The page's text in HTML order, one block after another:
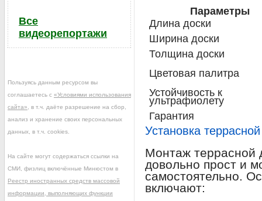
Параметры
Длина доски
Ширина доски
Толщина доски
Цветовая палитра
Устойчивость к
ультрафиолету
Гарантия
Установка
Монтаж террасной
довольно прост и
самостоятельно.
включают:
Все
видеорепортажи
Пользуясь данным ресурсом вы
соглашаетесь с «Условиями использования
сайта» , в т.ч. даёте разрешение на сбор,
анализ и хранение своих персональных
данных, в т.ч. cookies.
На сайте могут содержаться ссылки на
СМИ, физлиц включённые Минюстом в
Реестр иностранных средств массовой
информации, выполняющих функции